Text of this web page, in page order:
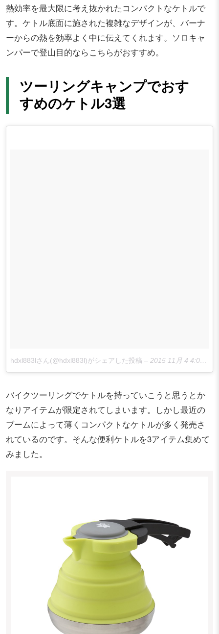
熱効率を最大限に考え抜かれたコンパクトなケトルで
す。ケトル底面に施された複雑なデザインが、バーナ
ーからの熱を効率よく中に伝えてくれます。ソロキャ
ンパーで登山目的ならこちらがおすすめ。
ツーリングキャンプでおす
すめのケトル3選
hdxl883lさん(@hdxl883l)がシェアした投稿 – 2015 11月 4 4:04午前 PST
バイクツーリングでケトルを持っていこうと思うとか
なりアイテムが限定されてしまいます。しかし最近の
ブームによって薄くコンパクトなケトルが多く発売さ
れているのです。そんな便利ケトルを3アイテム集めて
みました。